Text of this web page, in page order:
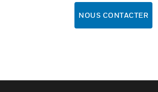
NOUS CONTACTER